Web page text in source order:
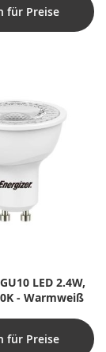
für Preise
LED 2.4W,
- Warmweiß
für Preise